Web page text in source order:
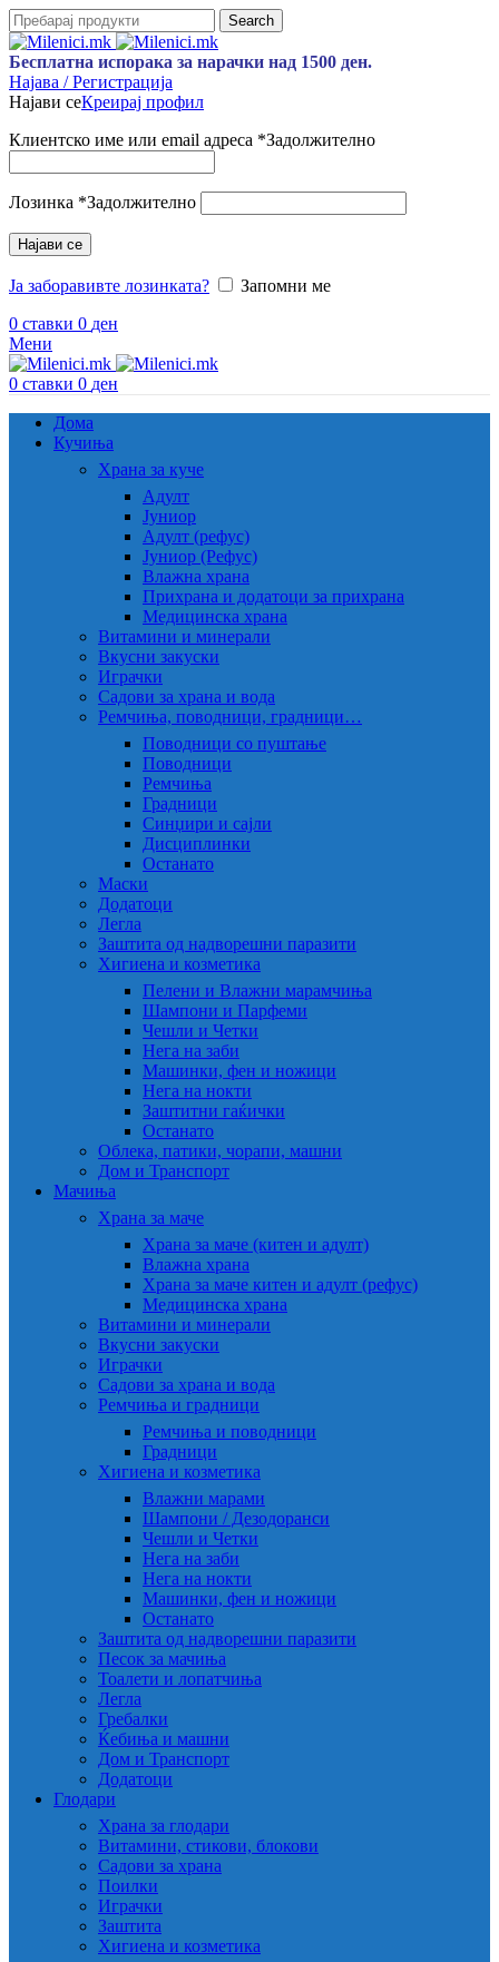
Search
Бесплатна испорака за нарачки над 1500 ден.
Најава / Регистрација
Најави сеКреирај профил
Клиентско име или email адреса *Задолжително
Лозинка *Задолжително
Најави се
Ја заборавивте лозинката?
Запомни ме
0 ставки 0 ден
Мени
0 ставки 0 ден
Дома
Кучиња
Храна за куче
Адулт
Јуниор
Адулт (рефус)
Јуниор (Рефус)
Влажна храна
Прихрана и додатоци за прихрана
Медицинска храна
Витамини и минерали
Вкусни закуски
Играчки
Садови за храна и вода
Ремчиња, поводници, градници…
Поводници со пуштање
Поводници
Ремчиња
Градници
Синџири и сајли
Дисциплинки
Останато
Маски
Додатоци
Легла
Заштита од надворешни паразити
Хигиена и козметика
Пелени и Влажни марамчиња
Шампони и Парфеми
Чешли и Четки
Нега на заби
Машинки, фен и ножици
Нега на нокти
Заштитни гаќички
Останато
Облека, патики, чорапи, машни
Дом и Транспорт
Мачиња
Храна за маче
Храна за маче (китен и адулт)
Влажна храна
Храна за маче китен и адулт (рефус)
Медицинска храна
Витамини и минерали
Вкусни закуски
Играчки
Садови за храна и вода
Ремчиња и градници
Ремчиња и поводници
Градници
Хигиена и козметика
Влажни марами
Шампони / Дезодоранси
Чешли и Четки
Нега на заби
Нега на нокти
Машинки, фен и ножици
Останато
Заштита од надворешни паразити
Песок за мачиња
Тоалети и лопатчиња
Легла
Гребалки
Ќебиња и машни
Дом и Транспорт
Додатоци
Глодари
Храна за глодари
Витамини, стикови, блокови
Садови за храна
Поилки
Играчки
Заштита
Хигиена и козметика